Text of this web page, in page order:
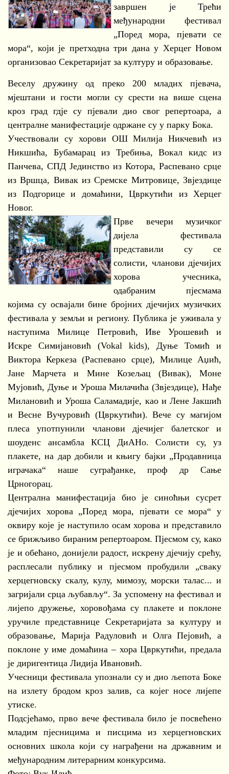
завршен је Трећи
међународни фестивал
„Поред мора, пјевати се
мора“, који је претходна три дана у Херцег Новом
организовао Секретаријат за културу и образовање.
Веселу дружину од преко 200 младих пјевача,
мјештани и гости могли су срести на више сцена
кроз град гдје су пјевали дио свог репертоара, а
централне манифестације одржане су у парку Бока.
Учествовали су хорови ОШ Милија Никчевић из
Никшића, Бубамарац из Требиња, Вокал кидс из
Панчева, СПД Јединство из Котора, Распевано срце
из Вршца, Вивак из Сремске Митровице, Звјездице
из Подгорице и домаћини, Цвркутићи из Херцег
Новог.
Прве вечери музичког
дијела фестивала
представили су се
солисти, чланови дјечијих
хорова учесника,
одабраним пјесмама
којима су освајали бине бројних дјечијих музичких
фестивала у земљи и региону. Публика је уживала у
наступима Милице Петровић, Иве Урошевић и
Искре Симијановић (Vokal kids), Дуње Томић и
Виктора Керкеза (Распевано срце), Милице Аџић,
Јане Марчета и Мине Козељац (Вивак), Моне
Мујовић, Дуње и Уроша Милачића (Звјездице), Нађе
Милановић и Уроша Саламадије, као и Лене Јакшић
и Весне Вучуровић (Цвркутићи). Вече су магијом
плеса употпунили чланови дјечијег балетског и
шоуденс ансамбла КСЦ ДиАНо. Солисти су, уз
плакете, на дар добили и књигу бајки „Продавница
играчака“ наше суграђанке, проф др Сање
Црногорац.
Централна манифестација био је синоћњи сусрет
дјечијих хорова „Поред мора, пјевати се мора“ у
оквиру које је наступило осам хорова и представило
се брижљиво бираним репертоаром. Пјесмом су, како
је и обећано, донијели радост, искрену дјечију срећу,
расплесали публику и пјесмом пробудили „сваку
херцегновску скалу, кулу, мимозу, морски талас... и
загријали срца љубављу“. За успомену на фестивал и
лијепо дружење, хоровођама су плакете и поклоне
уручиле представнице Секретаријата за културу и
образовање, Марија Радуловић и Олга Пејовић, а
поклоне у име домаћина – хора Цвркутићи, предала
је диригентица Лидија Ивановић.
Учесници фестивала упознали су и дио љепота Боке
на излету бродом кроз залив, са којег носе лијепе
утиске.
Подсјећамо, прво вече фестивала било је посвећено
младим пјесницима и писцима из херцегновских
основних школа који су награђени на државним и
међународним литерарним конкурсима.